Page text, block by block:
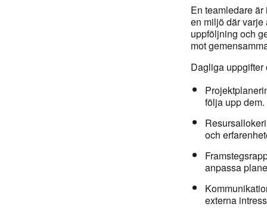
En teamledare
en miljö där varje
uppföljning och
mot
Dagliga uppgifter
följa upp dem.
och
anpassa
externa